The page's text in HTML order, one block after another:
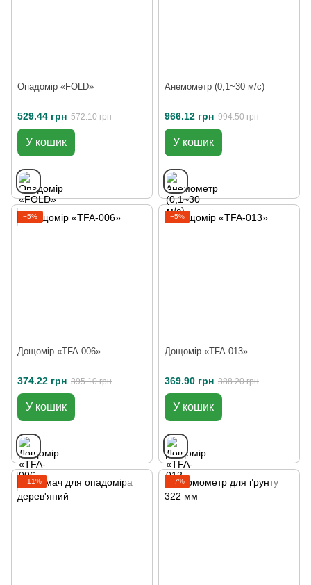
Опадомір «FOLD»
529.44 грн 572.10 грн
У кошик
Анемометр (0,1~30 м/с)
966.12 грн 994.50 грн
У кошик
−5%
Дощомір «TFA-006»
374.22 грн 395.10 грн
У кошик
−5%
Дощомір «TFA-013»
369.90 грн 388.20 грн
У кошик
−11% −7%